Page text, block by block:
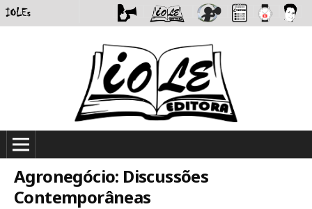
Agronegócio: Discussões
Contemporâneas